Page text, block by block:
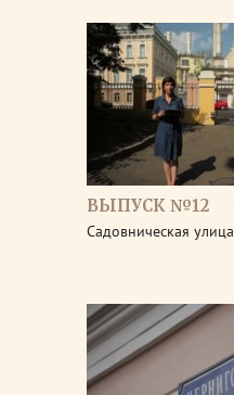
ВЫПУСК №12
Садовническая улица